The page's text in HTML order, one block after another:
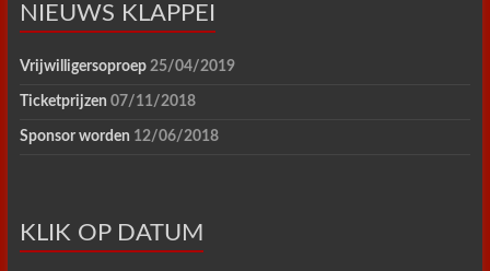
NIEUWS KLAPPEI
Vrijwilligersoproep 25/04/2019
Ticketprijzen 07/11/2018
Sponsor worden 12/06/2018
KLIK OP DATUM